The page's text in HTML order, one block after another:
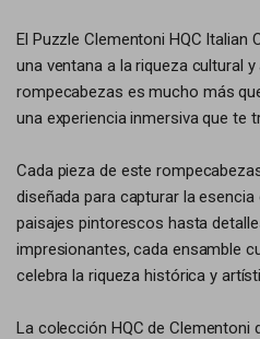
El Puzzle Clementoni HQC Italian
una ventana a la riqueza cultural
rompecabezas es mucho más
una experiencia inmersiva que te
Cada pieza de este
diseñada para capturar la esencia
paisajes pintorescos hasta
impresionantes, cada ensamble
celebra la riqueza histórica y
La colección HQC de Clementoni